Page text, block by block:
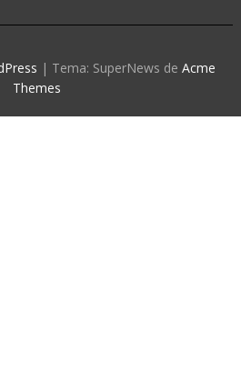
| Tema: SuperNews de Acme
Themes